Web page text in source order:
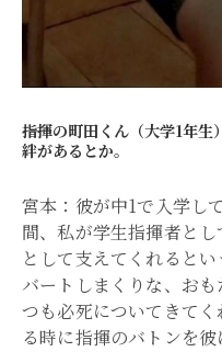
――指揮の町田くん（大学1年
絆があるとか。
宮本：彼が中1で入学し
間、私が学生指揮者と
として支えてくれると
バートしまくりな、お
つも必死についてきて
る時に指揮のバトンを